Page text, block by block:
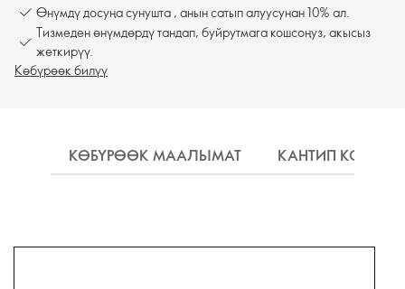
Өнүмдү досуңа сунушта , анын сатып алуусунан 10% ал.
Тизмеден өнүмдөрдү тандап, буйрутмага кошсоңуз, акысыз
жеткирүү.
Көбүрөөк билүү
КӨБҮРӨӨК МААЛЫМАТ КАНТИП